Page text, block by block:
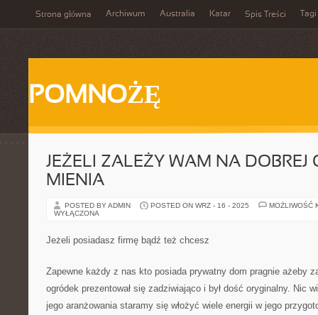
Strona główna Archiwum Australia Katar Spis Treści Tagi
POMNOŻĘ
JEŻELI ZALEŻY WAM NA DOBREJ
MIENIA
POSTED BY ADMIN POSTED ON WRZ - 16 - 2025
MOŻLIWOŚĆ
WYŁĄCZONA
Jeżeli posiadasz firmę bądź też chcesz
Zapewne każdy z nas kto posiada prywatny dom pragnie ażeby
ogródek prezentował się zadziwiająco i był dość oryginalny. Nic
jego aranżowania staramy się włożyć wiele energii w jego